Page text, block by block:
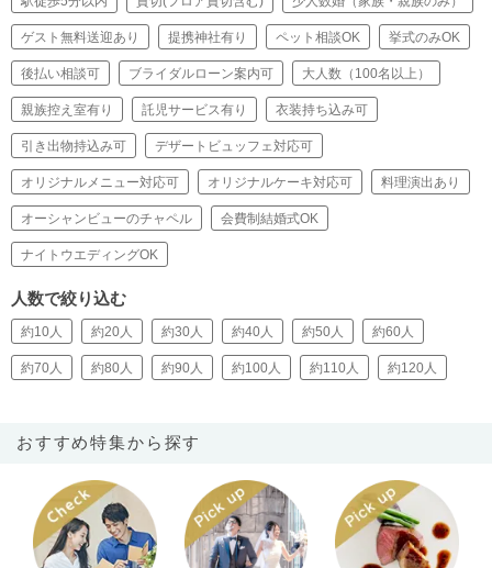
ゲスト無料送迎あり 提携神社有り ペット相談OK 挙式のみOK
後払い相談可 ブライダルローン案内可 大人数（100名以上）
親族控え室有り 託児サービス有り 衣装持ち込み可
引き出物持込み可 デザートビュッフェ対応可
オリジナルメニュー対応可 オリジナルケーキ対応可 料理演出あり
オーシャンビューのチャペル 会費制結婚式OK
ナイトウエディングOK
人数で絞り込む
約10人 約20人 約30人 約40人 約50人 約60人
約70人 約80人 約90人 約100人 約110人 約120人
おすすめ特集から探す